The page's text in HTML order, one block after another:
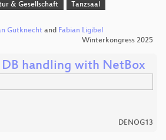
& Gesellschaft
Tanzsaal
Gutknecht and Fabian Ligibel
Winterkongress 2025
DB handling with NetBox
DENOG13